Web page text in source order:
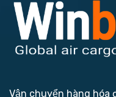
Vận chuyển hàng hóa